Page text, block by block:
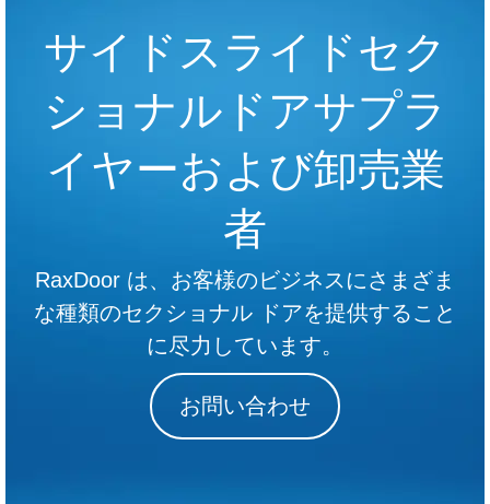
サイドスライドセク
ショナルドアサプラ
イヤーおよび卸売業
者
RaxDoor は、お客様のビジネスにさまざま
な種類のセクショナル ドアを提供すること
に尽力しています。
お問い合わせ